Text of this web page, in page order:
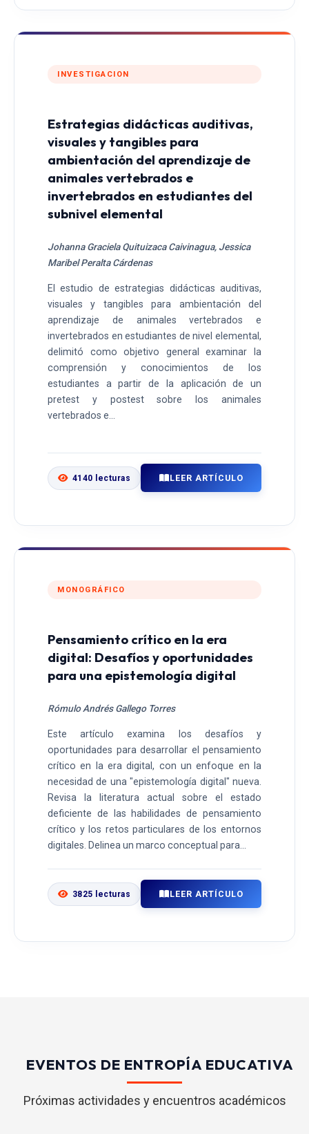
INVESTIGACION
Estrategias didácticas auditivas,
visuales y tangibles para
ambientación del aprendizaje de
animales vertebrados e
invertebrados en estudiantes del
subnivel elemental
Johanna Graciela Quituizaca Caivinagua, Jessica
Maribel Peralta Cárdenas
El estudio de estrategias didácticas auditivas,
visuales y tangibles para ambientación del
aprendizaje de animales vertebrados e
invertebrados en estudiantes de nivel elemental,
delimitó como objetivo general examinar la
comprensión y conocimientos de los
estudiantes a partir de la aplicación de un
pretest y postest sobre los animales
vertebrados e...
4140 lecturas LEER ARTÍCULO
MONOGRÁFICO
Pensamiento crítico en la era
digital: Desafíos y oportunidades
para una epistemología digital
Rómulo Andrés Gallego Torres
Este artículo examina los desafíos y
oportunidades para desarrollar el pensamiento
crítico en la era digital, con un enfoque en la
necesidad de una "epistemología digital" nueva.
Revisa la literatura actual sobre el estado
deficiente de las habilidades de pensamiento
crítico y los retos particulares de los entornos
digitales. Delinea un marco conceptual para...
3825 lecturas LEER ARTÍCULO
EVENTOS DE ENTROPÍA EDUCATIVA
Próximas actividades y encuentros académicos